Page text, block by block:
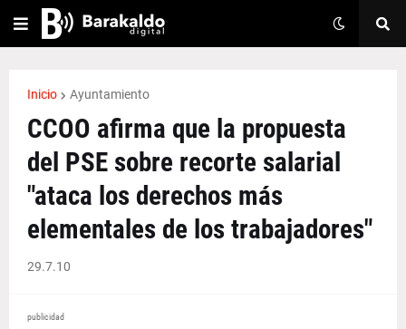
Inicio Ayuntamiento
CCOO afirma que la propuesta
del PSE sobre recorte salarial
"ataca los derechos más
elementales de los trabajadores"
29.7.10
publicidad